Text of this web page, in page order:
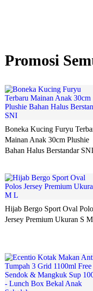
Promosi
Boneka Kucing Furyu
Mainan Anak 30cm Plushie
Bahan Halus Berstandar SNI
Hijab Bergo Sport Oval
Jersey Premium Ukuran S